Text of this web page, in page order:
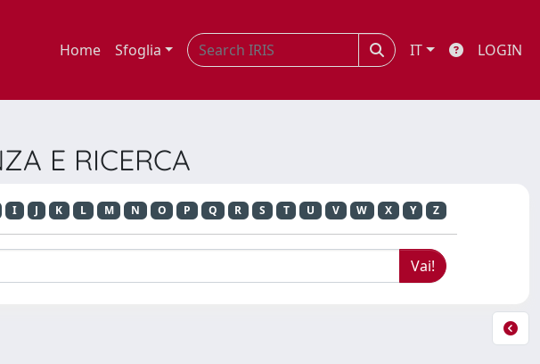
Home Sfoglia IT LOGIN
E RICERCA
I J K L M N O P Q R S T U V W X Y Z